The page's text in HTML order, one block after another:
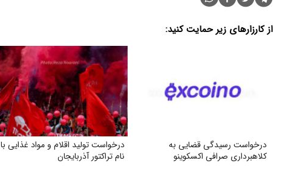
از کارزارهای زیر حمایت کنید:
درخواست رسیدگی قضایی به
کلاهبرداری صرافی اکسکوینو
درخواست تولید اقلام و مواد غذایی با
نام تراکتور آذربایجان